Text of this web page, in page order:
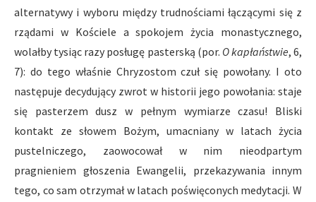
alternatywy i wyboru między trudnościami łączącymi się z
rządami w Kościele a spokojem życia monastycznego,
wolałby tysiąc razy posługę pasterską (por. O kapłaństwie, 6,
7): do tego właśnie Chryzostom czuł się powołany. I oto
następuje decydujący zwrot w historii jego powołania: staje
się pasterzem dusz w pełnym wymiarze czasu! Bliski
kontakt ze słowem Bożym, umacniany w latach życia
pustelniczego, zaowocował w nim nieodpartym
pragnieniem głoszenia Ewangelii, przekazywania innym
tego, co sam otrzymał w latach poświęconych medytacji. W